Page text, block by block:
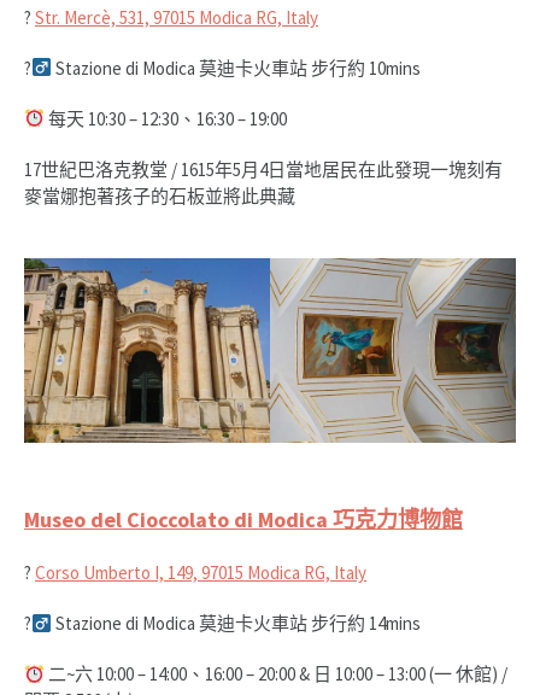
? Str. Mercè, 531, 97015 Modica RG, Italy
?‍ Stazione di Modica 莫迪卡火車站 步行約 10mins
每天 10:30 – 12:30、16:30 – 19:00
17世紀巴洛克教堂 / 1615年5月4日當地居民在此發現一塊刻有
麥當娜抱著孩子的石板並將此典藏
Museo del Cioccolato di Modica 巧克力博物館
? Corso Umberto I, 149, 97015 Modica RG, Italy
?‍ Stazione di Modica 莫迪卡火車站 步行約 14mins
二~六 10:00 – 14:00、16:00 – 20:00 & 日 10:00 – 13:00 (一 休館) /